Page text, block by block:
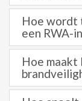
Hoe wordt
een RWA-
Hoe maakt